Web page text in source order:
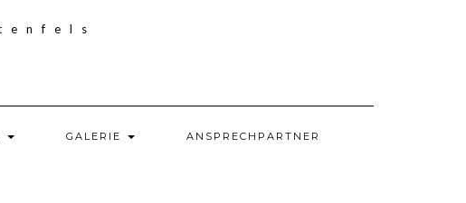
GALERIE ANSPRECHPARTNER